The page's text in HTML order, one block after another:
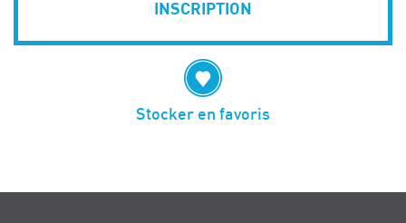
INSCRIPTION
Stocker en favoris